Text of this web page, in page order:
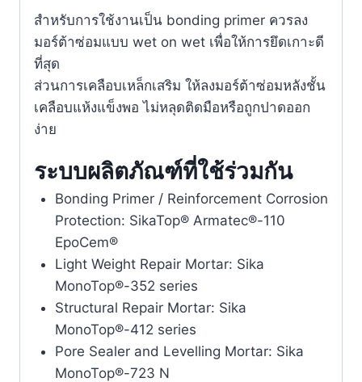
สำหรับการใช้งานเป็น bonding primer ควรลง
มอร์ต้าซ่อมแบบ wet on wet เพื่อให้การยึดเกาะดี
ที่สุด
ส่วนการเคลือบเหล็กเสริม ให้ลงมอร์ต้าซ่อมหลังชั้น
เคลือบแห้งแข็งพอ ไม่หลุดติดมือหรือถูกปาดออก
ง่าย
ระบบผลิตภัณฑ์ที่ใช้ร่วมกัน
Bonding Primer / Reinforcement Corrosion
Protection: SikaTop® Armatec®-110
EpoCem®
Light Weight Repair Mortar: Sika
MonoTop®-352 series
Structural Repair Mortar: Sika
MonoTop®-412 series
Pore Sealer and Levelling Mortar: Sika
MonoTop®-723 N